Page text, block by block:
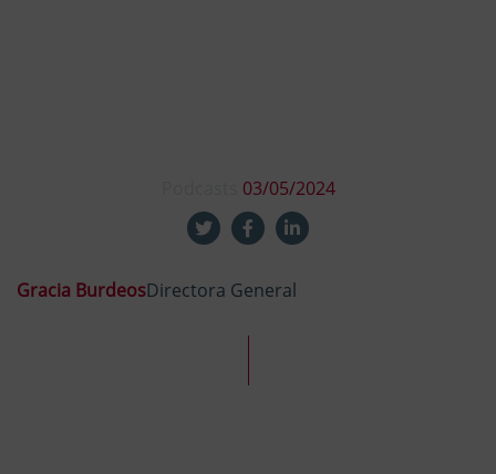
03/05/2024
Gracia BurdeosDirectora General